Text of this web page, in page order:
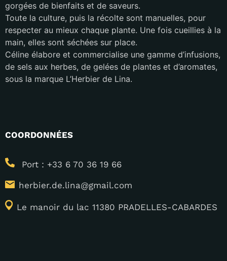
gorgées de bienfaits et de saveurs.
Toute la culture, puis la récolte sont manuelles, pour
respecter au mieux chaque plante. Une fois cueillies à la
main, elles sont séchées sur place.
Céline élabore et commercialise une gamme d’infusions,
de sels aux herbes, de gelées de plantes et d’aromates,
sous la marque L’Herbier de Lina.
COORDONNÉES
Port : +33 6 70 36 19 66
herbier.de.lina@gmail.com
Le manoir du lac 11380 PRADELLES-CABARDES